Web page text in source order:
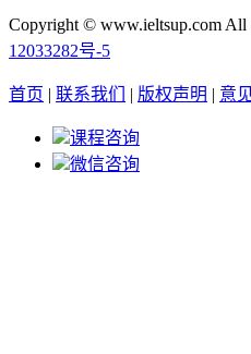
Copyright © www.ieltsup.com All
12033282号-5
首页 | 联系我们 | 版权声明 | 意
课程咨询
微信咨询